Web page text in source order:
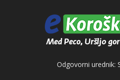
Odgovorni urednik: